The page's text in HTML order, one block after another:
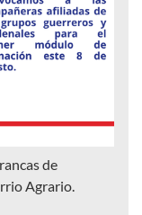
de
Agrario.